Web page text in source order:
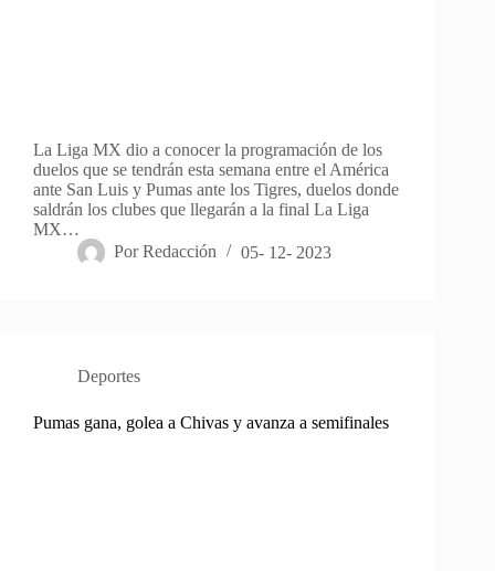
La Liga MX dio a conocer la programación de los
duelos que se tendrán esta semana entre el América
ante San Luis y Pumas ante los Tigres, duelos donde
saldrán los clubes que llegarán a la final La Liga
MX…
Por Redacción 05- 12- 2023
Deportes
Pumas gana, golea a Chivas y avanza a semifinales